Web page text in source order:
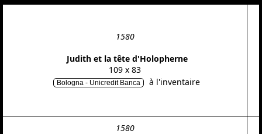
1580
Judith et la tête d'Holopherne
109 x 83
Bologna - Unicredit Banca à l'inventaire
1580